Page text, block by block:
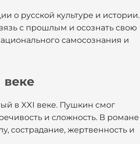
о русской культуре и истории.
с прошлым и осознать свою
самосознания и
в XXI веке. Пушкин смог
и сложность. В романе
сострадание, жертвенность и